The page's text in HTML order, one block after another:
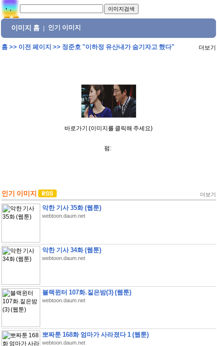
이미지 홈 인기 이미지
홈>> 이전 페이지 >> 정준호 "이하정 유산내가 숨기자고 했다" 더보기
바로가기 (이미지를 클릭해 주세요)
펌:
인기 이미지 더보기
악한 기사 35화 (웹툰)
webtoon.daum.net
악한 기사 34화 (웹툰)
webtoon.daum.net
블랙윈터 107화.짙은밤(3) (웹툰)
webtoon.daum.net
뽀짜툰 168화 엄마가 사라졌다 1 (웹툰)
webtoon.daum.net